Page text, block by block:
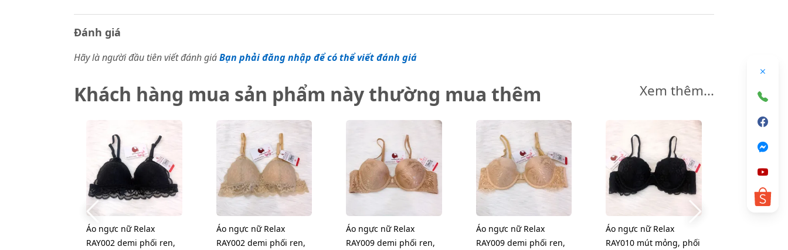
Đánh giá
Hãy là người đầu tiên viết đánh giáBạn phải đăng nhập để có thể viết đánh giá
Khách hàng mua sản phẩm này thường mua thêm Xem thêm...
Áo ngực nữ Relax
RAY002 demi phối ren,
Áo ngực nữ Relax
RAY002 demi phối ren,
Áo ngực nữ Relax
RAY009 demi phối ren,
Áo ngực nữ Relax
RAY009 demi phối ren,
Áo ngực nữ Relax
RAY010 mút mỏng, phối